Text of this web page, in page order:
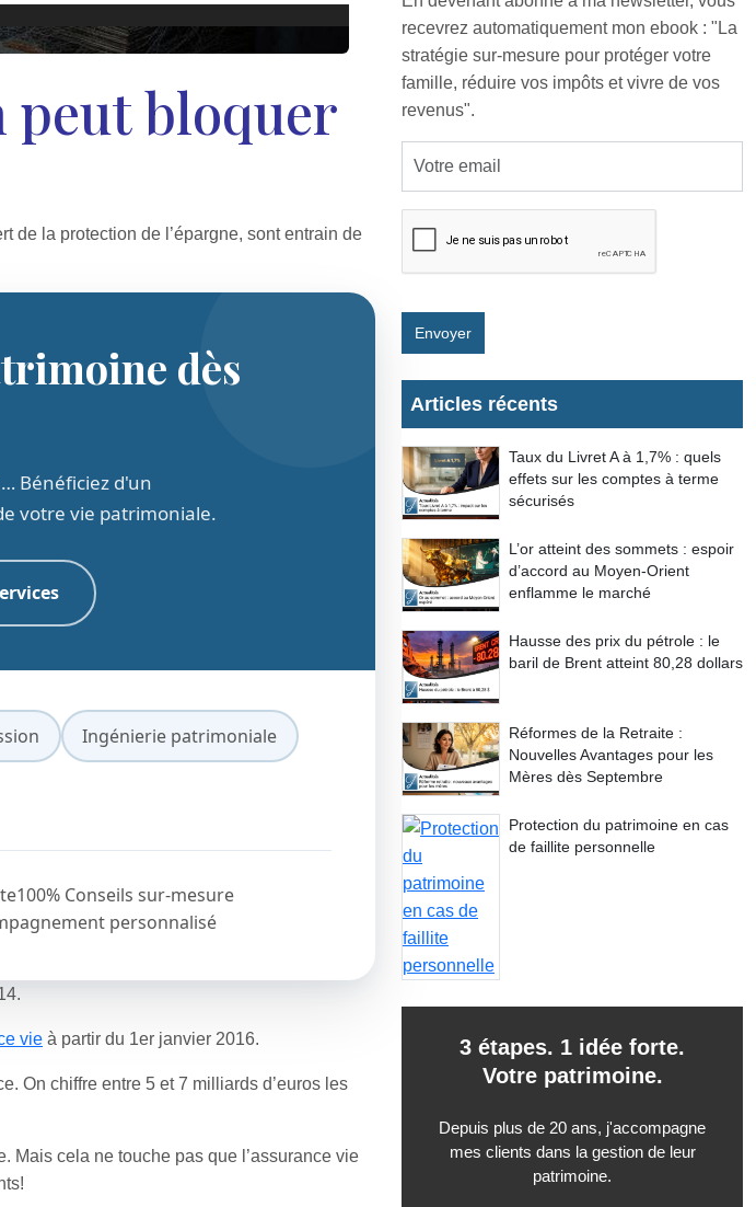
peut bloquer
de la protection de l’épargne, sont entrain de
dès
Bénéficiez d'un
votre vie patrimoniale.
Ingénierie patrimoniale
100% Conseils sur-mesure
personnalisé
vie à partir du 1er janvier 2016.
On chiffre entre 5 et 7 milliards d’euros les
Mais cela ne touche pas que l’assurance vie
recevrez automatiquement mon ebook : "La
stratégie sur-mesure pour protéger votre
famille, réduire vos impôts et vivre de vos
revenus".
Envoyer
Articles récents
Taux du Livret A à 1,7% : quels
effets sur les comptes à terme
sécurisés
L’or atteint des sommets : espoir
d’accord au Moyen-Orient
enflamme le marché
Hausse des prix du pétrole : le
baril de Brent atteint 80,28 dollars
Réformes de la Retraite :
Nouvelles Avantages pour les
Mères dès Septembre
Protection du patrimoine en cas
de faillite personnelle
3 étapes. 1 idée forte.
Votre patrimoine.
Depuis plus de 20 ans, j'accompagne
mes clients dans la gestion de leur
patrimoine.